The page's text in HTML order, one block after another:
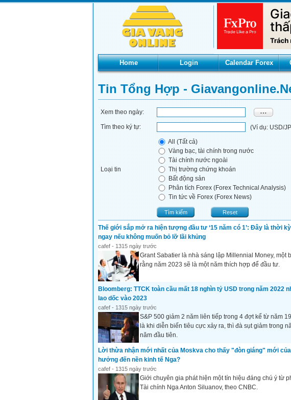
Home Login Calendar Forex
Tin Tổng Hợp -
Xem theo ngày:
Tìm theo ký tự: (Ví dụ: USD/
Loại tin
All (Tất cả)
Vàng bạc, tài chính trong nước
Tài chính nước ngoài
Thị trường chứng khoán
Bất động sản
Phân tích Forex (Forex Technical Analysis)
Tin tức về Forex (Forex News)
Tìm kiếm Reset
Thế giới sắp mở ra hiện tượng đầu tư ‘15 năm có 1’: Đây là thời
ngay nếu không muốn bỏ lỡ lãi khủng
cafef - 1315 ngày trước
Grant Sabatier là nhà sáng lập Millennial Money, một
rằng năm 2023 sẽ là một năm thích hợp để đầu tư.
Bloomberg: TTCK toàn cầu mất 18 nghìn tỷ USD trong năm 2022
lao dốc vào 2023
cafef - 1315 ngày trước
S&P 500 giảm 2 năm liên tiếp trong 4 đợt kể từ năm
là khi diễn biến tiêu cực xảy ra, thì đà sụt giảm trong
năm đầu tiên.
Lời thừa nhận mới nhất của Moskva cho thấy "đòn giáng" mới
hưởng đến nền kinh tế Nga?
cafef - 1315 ngày trước
Giới chuyên gia phát hiện một tín hiệu đáng chú ý từ
Tài chính Nga Anton Siluanov, theo CNBC.